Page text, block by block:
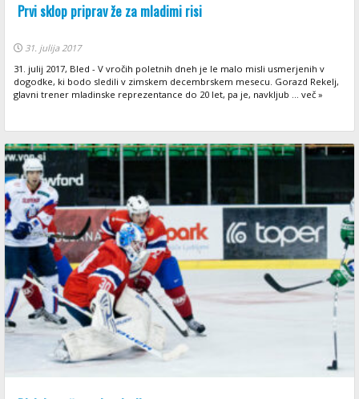
Prvi sklop priprav že za mladimi risi
31. julija 2017
31. julij 2017, Bled - V vročih poletnih dneh je le malo misli usmerjenih v
dogodke, ki bodo sledili v zimskem decembrskem mesecu. Gorazd Rekelj,
glavni trener mladinske reprezentance do 20 let, pa je, navkljub ... več »